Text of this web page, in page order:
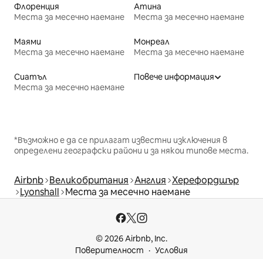
Флоренция
Места за месечно наемане
Атина
Места за месечно наемане
Маями
Места за месечно наемане
Монреал
Места за месечно наемане
Сиатъл
Места за месечно наемане
Повече информация
*Възможно е да се прилагат известни изключения в
определени географски райони и за някои типове места.
Airbnb Великобритания Англия Херефордшър
Lyonshall Места за месечно наемане
© 2026 Airbnb, Inc.
Поверителност
Условия